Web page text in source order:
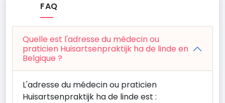
FAQ
Quelle est l'adresse du médecin ou
praticien Huisartsenpraktijk ha de linde en
Belgique ?
L'adresse du médecin ou praticien
Huisartsenpraktijk ha de linde est :